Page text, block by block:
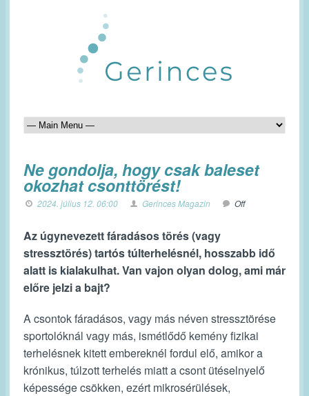
Ne gondolja, hogy csak baleset
okozhat csonttörést!
2024. július 12. 06:00 Gerinces Magazin Off
Az úgynevezett fáradásos törés (vagy
stressztörés) tartós túlterhelésnél, hosszabb idő
alatt is kialakulhat. Van vajon olyan dolog, ami már
előre jelzi a bajt?
A csontok fáradásos, vagy más néven stressztörése
sportolóknál vagy más, ismétlődő kemény fizikai
terhelésnek kitett embereknél fordul elő, amikor a
krónikus, túlzott terhelés miatt a csont ütéselnyelő
képessége csökken, ezért mikrosérülések,